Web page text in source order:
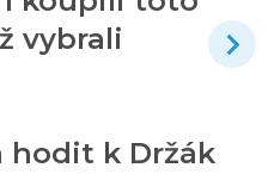
vybrali
hodit k Držák